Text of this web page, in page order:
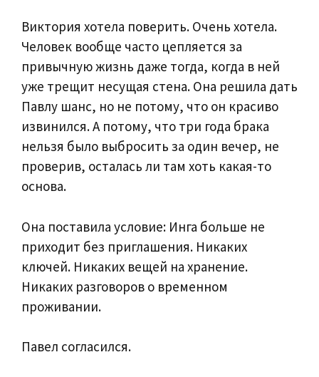
Виктория хотела поверить. Очень хотела.
Человек вообще часто цепляется за
привычную жизнь даже тогда, когда в ней
уже трещит несущая стена. Она решила дать
Павлу шанс, но не потому, что он красиво
извинился. А потому, что три года брака
нельзя было выбросить за один вечер, не
проверив, осталась ли там хоть какая-то
основа.
Она поставила условие: Инга больше не
приходит без приглашения. Никаких
ключей. Никаких вещей на хранение.
Никаких разговоров о временном
проживании.
Павел согласился.